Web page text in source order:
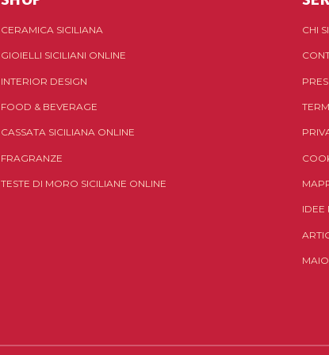
CERAMICA SICILIANA
GIOIELLI SICILIANI ONLINE
INTERIOR DESIGN
FOOD & BEVERAGE
CASSATA SICILIANA ONLINE
FRAGRANZE
TESTE DI MORO SICILIANE ONLINE
CHI
IDEE